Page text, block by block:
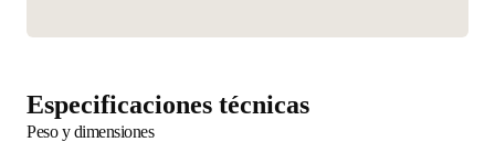
Especificaciones técnicas
Peso y dimensiones